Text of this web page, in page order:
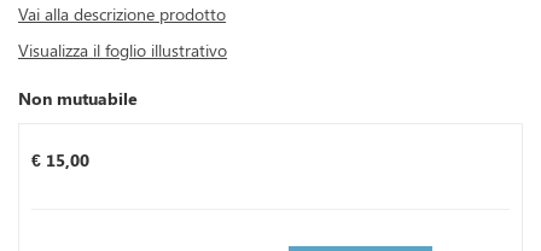
Vai alla descrizione prodotto
Visualizza il foglio illustrativo
Non mutuabile
Prezzo
€ 15,00